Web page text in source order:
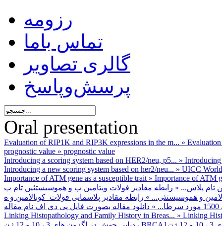
رزومه
تماس باما
گالری تصاویر
پرسش‌وپاسخ
Oral presentation
Evaluation of RIP1K and RIP3K expressions in the m... »
prognostic value » prognostic value
Introducing a scoring system based on HER2/neu, p5... » Introducing
Introducing a new scoring system based on her2/neu... » UICC
Importance of ATM gene as a susceptible trait » Importance of ATM
تام پلاس... »
و هموسیستئی... »
»
Linking Histopathology and Family History in Breas... » Linking